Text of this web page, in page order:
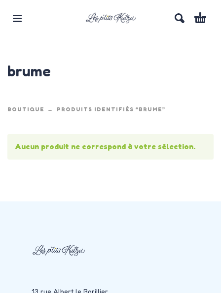
brume
BOUTIQUE PRODUITS IDENTIFIÉS “BRUME”
Aucun produit ne correspond à votre sélection.
13 rue Albert le Barillier